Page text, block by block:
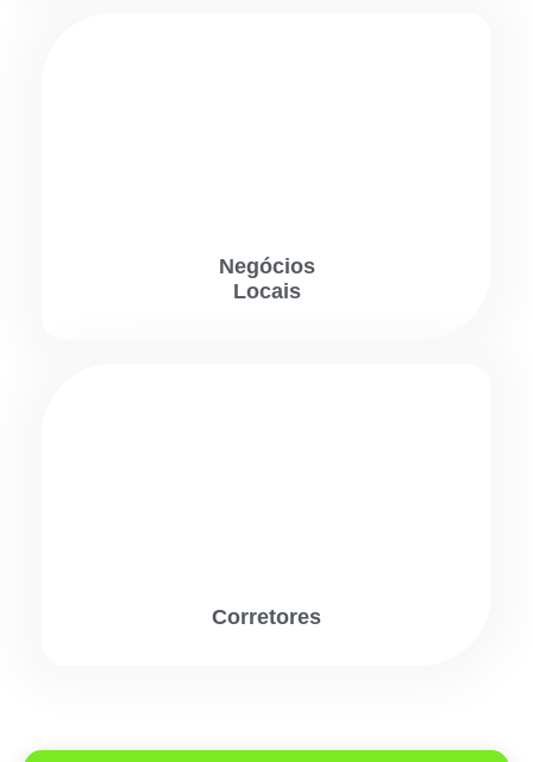
Negócios
Locais
Corretores